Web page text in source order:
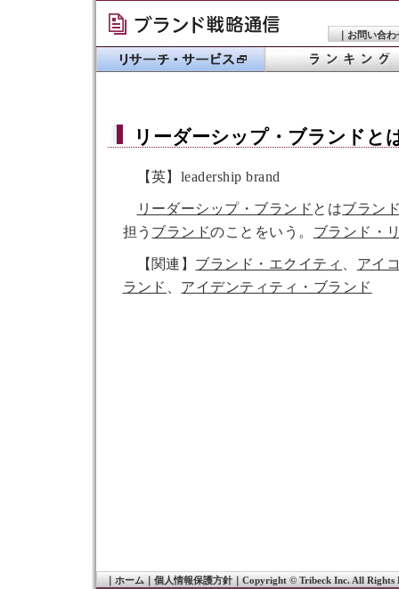
｜ お問い合わ
リーダーシップ・ブランド と
【英】leadership brand
リーダーシップ・ブランド とはブラン
担う ブランドのことをいう。 ブランド・
【関連】 ブランド・エクイティ
アイ
ランド
アイデンティティ・ブランド
ホーム｜ 個人情報保護方針｜ Copyright © Tribeck Inc. All Rights